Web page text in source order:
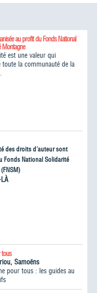
au profit du Fonds National
Montagne
est une valeur qui
toute la communauté de la
des droits d'auteur sont
Fonds National Solidarité
tous
Samoëns
pour tous : les guides au